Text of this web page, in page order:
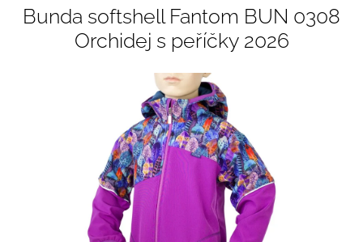
Bunda softshell Fantom BUN 0308
Orchidej s peříčky 2026